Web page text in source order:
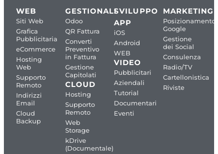
WEB
Siti Web
Grafica
Pubblicitaria
eCommerce
Hosting
Web
Supporto
Remoto
Indirizzi
Email
Cloud
Backup
GESTIONALI
Odoo
QR Fattura
Converti
Preventivo
in Fattura
Gestione
Capitolati
CLOUD
Hosting
Supporto
Remoto
Web
Storage
kDrive
(Documentale)
SVILUPPO
APP
iOS
Android
WEB
VIDEO
Pubblicitari
Aziendali
Tutorial
Documentari
Eventi
MARKETING
Posizionamento
Google
Gestione
dei Social
Consulenza
Radio/TV
Cartellonistica
Riviste